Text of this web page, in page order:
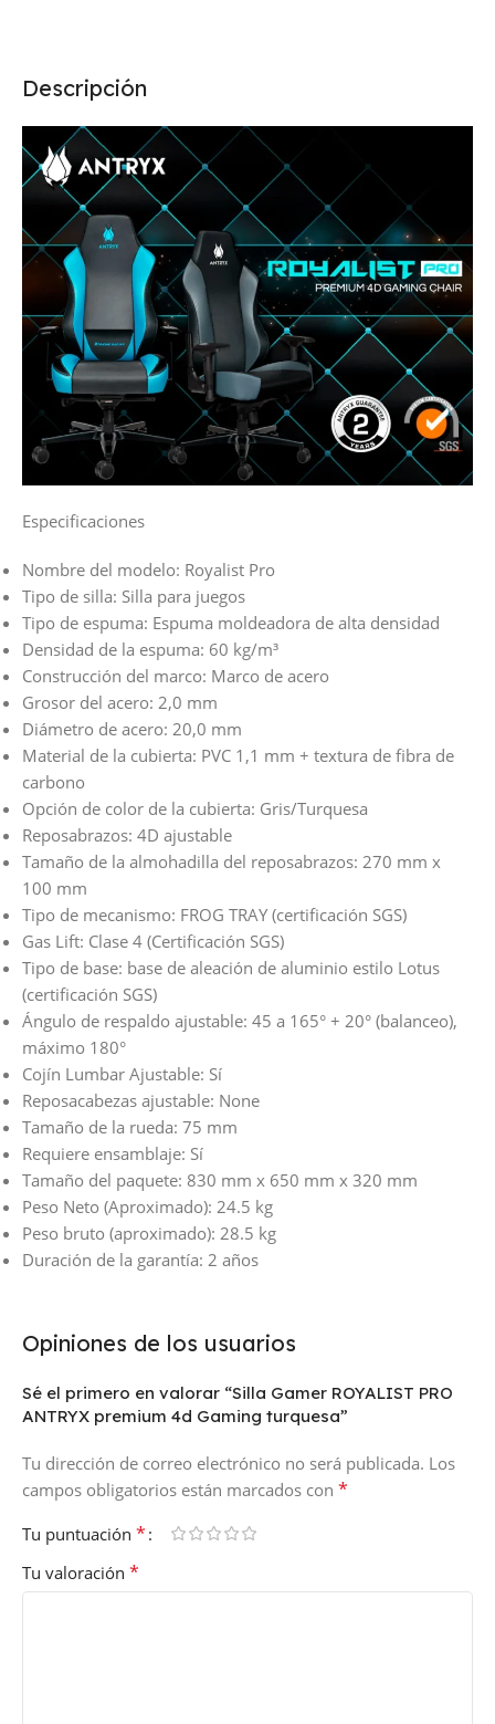
Descripción
Especificaciones
Nombre del modelo: Royalist Pro
Tipo de silla: Silla para juegos
Tipo de espuma: Espuma moldeadora de alta densidad
Densidad de la espuma: 60 kg/m³
Construcción del marco: Marco de acero
Grosor del acero: 2,0 mm
Diámetro de acero: 20,0 mm
Material de la cubierta: PVC 1,1 mm + textura de fibra de
carbono
Opción de color de la cubierta: Gris/Turquesa
Reposabrazos: 4D ajustable
Tamaño de la almohadilla del reposabrazos: 270 mm x
100 mm
Tipo de mecanismo: FROG TRAY (certificación SGS)
Gas Lift: Clase 4 (Certificación SGS)
Tipo de base: base de aleación de aluminio estilo Lotus
(certificación SGS)
Ángulo de respaldo ajustable: 45 a 165° + 20° (balanceo),
máximo 180°
Cojín Lumbar Ajustable: Sí
Reposacabezas ajustable: None
Tamaño de la rueda: 75 mm
Requiere ensamblaje: Sí
Tamaño del paquete: 830 mm x 650 mm x 320 mm
Peso Neto (Aproximado): 24.5 kg
Peso bruto (aproximado): 28.5 kg
Duración de la garantía: 2 años
Opiniones de los usuarios
Sé el primero en valorar “Silla Gamer ROYALIST PRO
ANTRYX premium 4d Gaming turquesa”
Tu dirección de correo electrónico no será publicada. Los
campos obligatorios están marcados con *
Tu puntuación *
Tu valoración *